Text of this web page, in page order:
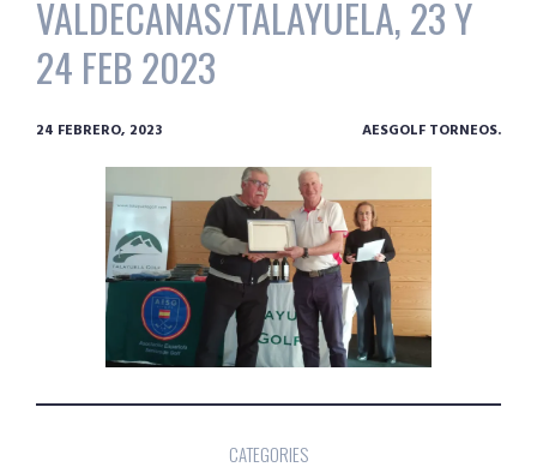
VALDECAÑAS/TALAYUELA, 23 Y
24 FEB 2023
24 FEBRERO, 2023 AESGOLF TORNEOS.
CATEGORIES